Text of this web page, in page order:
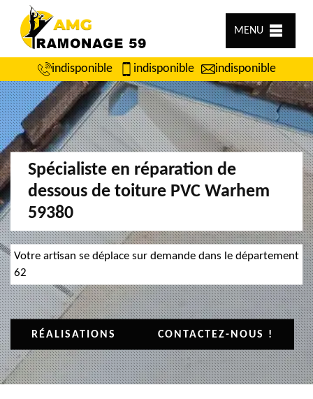
MENU
indisponible indisponible indisponible
Spécialiste en réparation de
dessous de toiture PVC Warhem
59380
Votre artisan se déplace sur demande dans le département
62
RÉALISATIONS CONTACTEZ-NOUS !